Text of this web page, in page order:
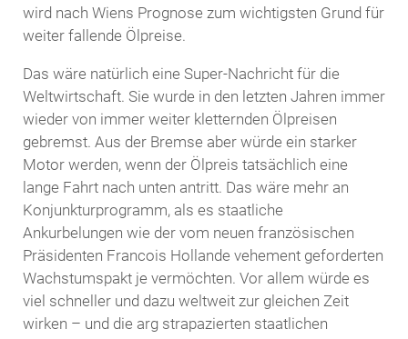
wird nach Wiens Prognose zum wichtigsten Grund für
weiter fallende Ölpreise.
Das wäre natürlich eine Super-Nachricht für die
Weltwirtschaft. Sie wurde in den letzten Jahren immer
wieder von immer weiter kletternden Ölpreisen
gebremst. Aus der Bremse aber würde ein starker
Motor werden, wenn der Ölpreis tatsächlich eine
lange Fahrt nach unten antritt. Das wäre mehr an
Konjunkturprogramm, als es staatliche
Ankurbelungen wie der vom neuen französischen
Präsidenten Francois Hollande vehement geforderten
Wachstumspakt je vermöchten. Vor allem würde es
viel schneller und dazu weltweit zur gleichen Zeit
wirken – und die arg strapazierten staatlichen